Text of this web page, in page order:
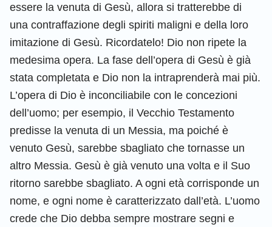
essere la venuta di Gesù, allora si tratterebbe di
una contraffazione degli spiriti maligni e della loro
imitazione di Gesù. Ricordatelo! Dio non ripete la
medesima opera. La fase dell’opera di Gesù è già
stata completata e Dio non la intraprenderà mai più.
L’opera di Dio è inconciliabile con le concezioni
dell’uomo; per esempio, il Vecchio Testamento
predisse la venuta di un Messia, ma poiché è
venuto Gesù, sarebbe sbagliato che tornasse un
altro Messia. Gesù è già venuto una volta e il Suo
ritorno sarebbe sbagliato. A ogni età corrisponde un
nome, e ogni nome è caratterizzato dall’età. L’uomo
crede che Dio debba sempre mostrare segni e